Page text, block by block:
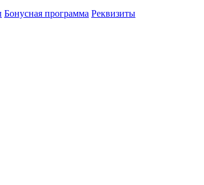
Бонусная программа Реквизиты